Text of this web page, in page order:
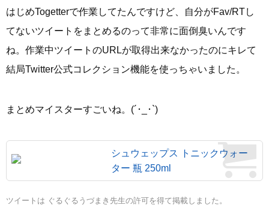
はじめTogetterで作業してたんですけど、自分がFav/RTし
てないツイートをまとめるのって非常に面倒臭いんです
ね。作業中ツイートのURLが取得出来なかったのにキレて
結局Twitter公式コレクション機能を使っちゃいました。
まとめマイスターすごいね。(´･_･`)
シュウェップス トニックウォー
ター 瓶 250ml
ツイートは ぐるぐるうづまき先生の許可を得て掲載しました。